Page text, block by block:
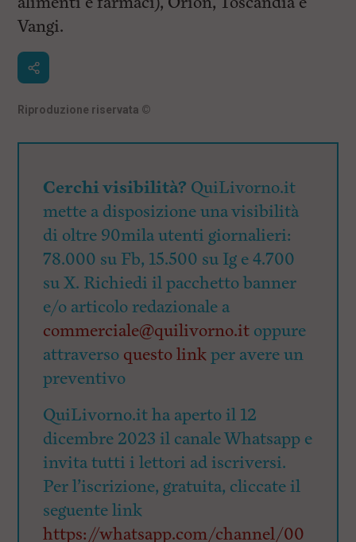
Vangi.
Riproduzione riservata ©
Cerchi visibilità? QuiLivorno.it
mette a disposizione una visibilità
di oltre 90mila utenti giornalieri:
78.000 su Fb, 15.500 su Ig e 4.700
su X. Richiedi il pacchetto banner
e/o articolo redazionale a
commerciale@quilivorno.it oppure
attraverso questo linkper avere un
preventivo
QuiLivorno.it ha aperto il 12
dicembre 2023 il canale Whatsapp e
invita tutti i lettori ad iscriversi.
Per l’iscrizione, gratuita, cliccate il
seguente link
https://whatsapp.com/channel/00